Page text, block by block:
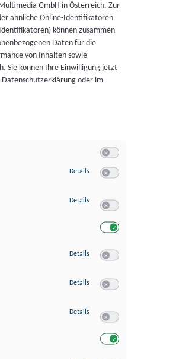
GmbH in Österreich. Zur
ähnliche Online-Identifikatoren
können zusammen
Daten für die
von Inhalten sowie
Sie können Ihre Einwilligung jetzt
oder im
Details zu Speichern von oder Zugriff auf
Details zu Verwendung reduzierter Daten
Details zu Erstellung von Profilen für
Details zu Verwendung von Profilen zur
Details zu Messung der Werbeleistung